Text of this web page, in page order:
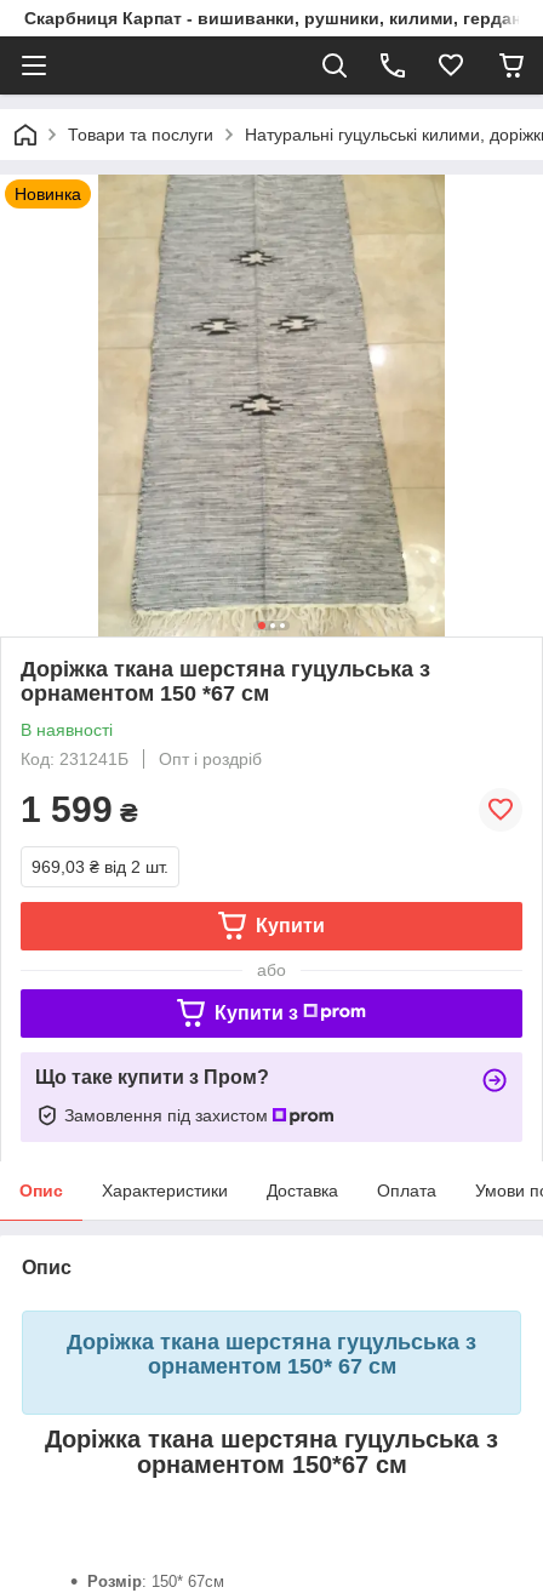
Скарбниця Карпат - вишиванки, рушники, килими, гердани,
Товари та послуги Натуральні гуцульські килими,
Новинка
Доріжка ткана шерстяна гуцульська з
орнаментом 150 *67 см
В наявності
Код: 231241Б
Опт і роздріб
1 599 ₴
969,03 ₴ від 2 шт.
Купити
або
Купити з
Що таке купити з Пром?
Замовлення під захистом
Опис Характеристики Доставка Оплата Умови
Опис
Доріжка ткана шерстяна гуцульська з
орнаментом 150* 67 см
Доріжка ткана шерстяна гуцульська з
орнаментом 150*67 см
Розмір: 150* 67см